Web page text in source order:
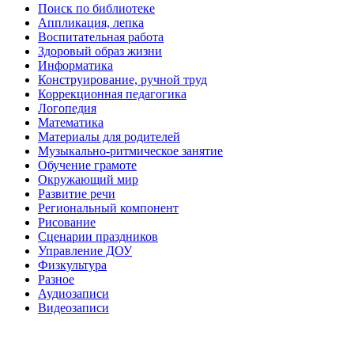
Поиск по библиотеке
Аппликация, лепка
Воспитательная работа
Здоровый образ жизни
Информатика
Конструирование, ручной труд
Коррекционная педагогика
Логопедия
Математика
Материалы для родителей
Музыкально-ритмическое занятие
Обучение грамоте
Окружающий мир
Развитие речи
Региональный компонент
Рисование
Сценарии праздников
Управление ДОУ
Физкультура
Разное
Аудиозаписи
Видеозаписи